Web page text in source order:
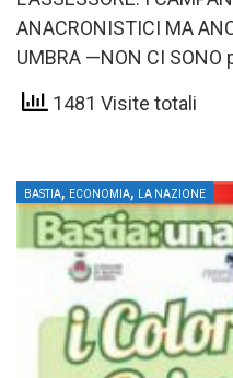
ANACRONISTICI MA
UMBRA —NON CI
Confcommercio, anche
1481 Visite totali
BASTIA, ECONOMIA, LA NAZIONE